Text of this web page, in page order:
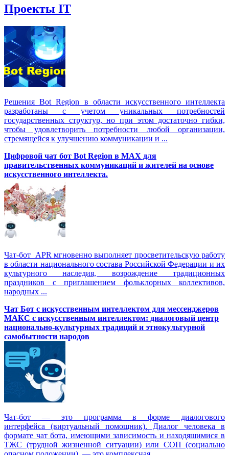
Проекты IT
Решения Вot Region в области искусственного интеллекта
разработаны с учетом уникальных потребностей
государственных структур, но при этом достаточно гибки,
чтобы удовлетворить потребности любой организации,
стремящейся к улучшению коммуникации и ...
Цифровой чат бот Вot Region в MAX для
правительственных коммуникаций и жителей на основе
искусственного интеллекта.
Чат-бот APR мгновенно выполняет просветительскую работу
в области национального состава Российской Федерации и их
культурного наследия, возрождение традиционных
праздников с приглашением фольклорных коллективов,
народных ...
Чат Бот с искусственным интеллектом для мессенджеров
МАКС с искусственным интеллектом: диалоговый центр
национально-культурных традиций и этнокультурной
самобытности народов
Чат-бот — это программа в форме диалогового
интерфейса (виртуальный помощник). Диалог человека в
формате чат бота, имеющими зависимость и находящимися в
ТЖС (трудной жизненной ситуации) или СОП (социально